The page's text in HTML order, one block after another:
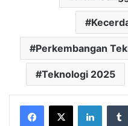
Perkembangan
Teknologi 2025